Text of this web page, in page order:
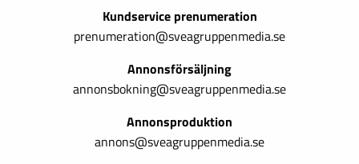
Kundservice prenumeration
prenumeration@sveagruppenmedia.se
Annonsförsäljning
annonsbokning@sveagruppenmedia.se
Annonsproduktion
annons@sveagruppenmedia.se